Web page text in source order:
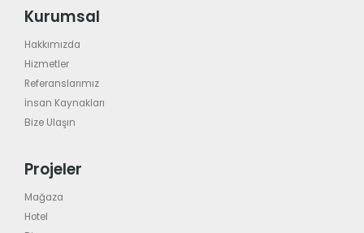
Kurumsal
Hakkımızda
Hizmetler
Referanslarımız
İnsan Kaynakları
Bize Ulaşın
Projeler
Mağaza
Hotel